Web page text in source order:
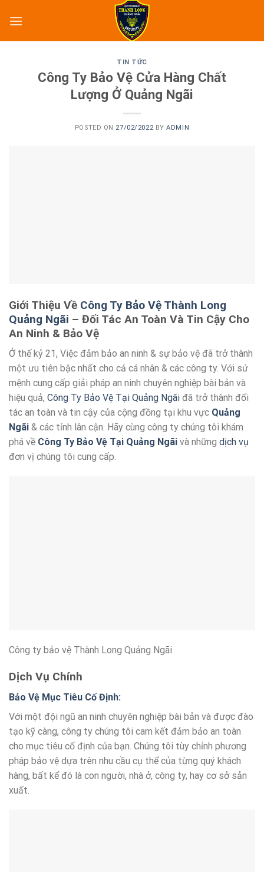
TIN TỨC
Công Ty Bảo Vệ Cửa Hàng Chất
Lượng Ở Quảng Ngãi
POSTED ON 27/02/2022 BYADMIN
Giới Thiệu Về Công Ty Bảo Vệ Thành Long
Quảng Ngãi – Đối Tác An Toàn Và Tin Cậy Cho
An Ninh & Bảo Vệ
Ở thế kỷ 21, Việc đảm bảo an ninh & sự bảo vệ đã trở thành
một ưu tiên bậc nhất cho cả cá nhân & các công ty. Với sứ
mệnh cung cấp giải pháp an ninh chuyên nghiệp bài bản và
hiệu quả, Công Ty Bảo Vệ Tại Quảng Ngãi đã trở thành đối
tác an toàn và tin cậy của cộng đồng tại khu vực Quảng
Ngãi & các tỉnh lân cận. Hãy cùng công ty chúng tôi khám
phá về Công Ty Bảo Vệ Tại Quảng Ngãi và những dịch vụ
đơn vị chúng tôi cung cấp.
Công ty bảo vệ Thành Long Quảng Ngãi
Dịch Vụ Chính
Bảo Vệ Mục Tiêu Cố Định:
Với một đội ngũ an ninh chuyên nghiệp bài bản và được đào
tạo kỹ càng, công ty chúng tôi cam kết đảm bảo an toàn
cho mục tiêu cố định của bạn. Chúng tôi tùy chỉnh phương
pháp bảo vệ dựa trên nhu cầu cụ thể của từng quý khách
hàng, bất kể đó là con người, nhà ở, công ty, hay cơ sở sản
xuất.